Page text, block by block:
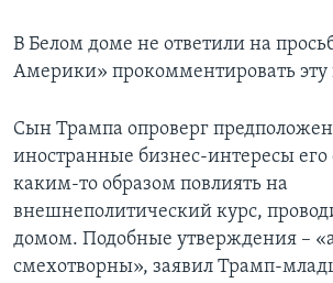
В Белом доме не ответили на
Америки» прокомментировать эту
Сын Трампа опроверг
иностранные бизнес-интересы его
каким-то образом повлиять на
внешнеполитический курс,
домом. Подобные утверждения –
смехотворны», заявил Трамп-